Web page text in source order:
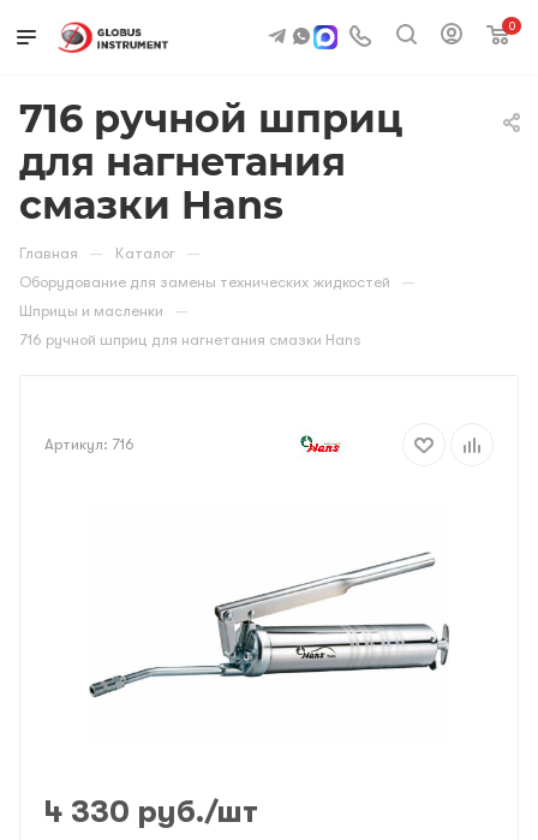
0
716 ручной шприц
для нагнетания
смазки Hans
Главная — Каталог —
Оборудование для замены технических жидкостей —
Шприцы и масленки —
716 ручной шприц для нагнетания смазки Hans
Артикул: 716
4 330 руб./шт